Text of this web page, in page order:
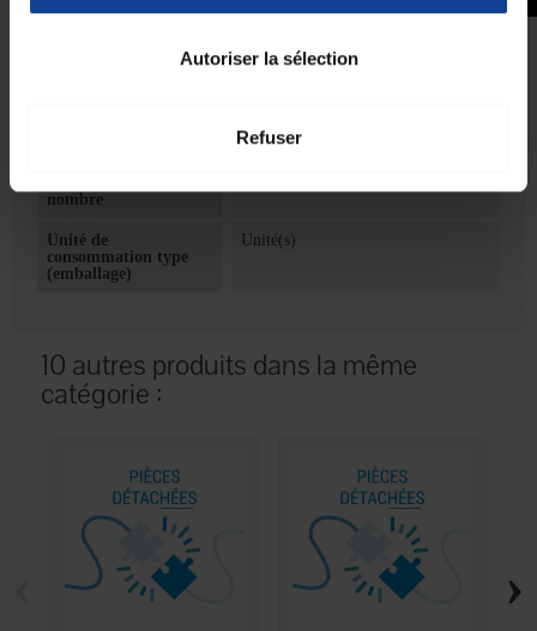
Autoriser la sélection
Refuser
nombre
Unité de
consommation type
(emballage)
Unité(s)
10 autres produits dans la même
catégorie :
›